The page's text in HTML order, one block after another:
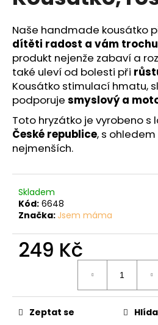
z
5
hvězdiček.
Naše handmade kousátko
dítěti radost a vám
produkt nejenže zabaví a
také uleví od bolesti při
Kousátko stimulací hmatu,
podporuje smyslový a
Toto hryzátko je vyrobeno s
České republice, s
nejmenších.
Skladem
Kód: 6648
Značka: Jsem máma
249 Kč
Zeptat se
j
e
m
e